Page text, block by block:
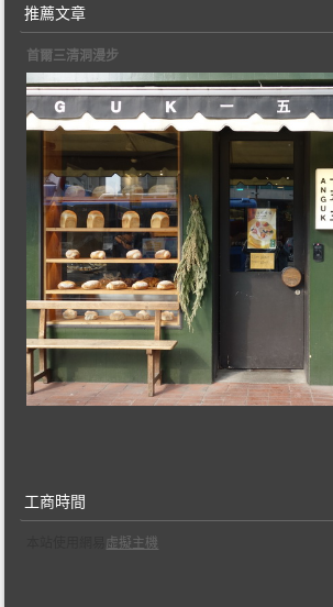
推薦文章
首爾三清洞漫步
工商時間
虛擬主機